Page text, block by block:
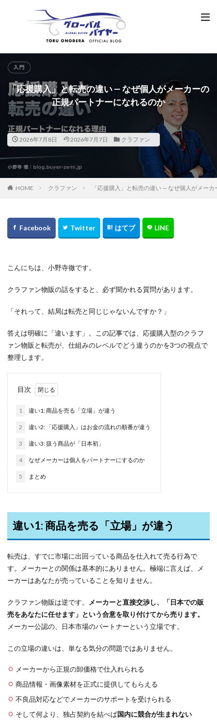
「応援購入」と転売の違い — なぜ個人がメーカーの
正規パートナーになれるのか
2026年7月8日 2026年7月7日 クラファン
HOME クラファン 「応援購入」と転売の違い — なぜ個人がメー
こんにちは、小野寺徹です。
クラファン物販の話をすると、必ず聞かれる質問があります。
「それって、結局は転売と同じじゃないんですか？」
答えは明確に「違います」。この記事では、応援購入型のクラフ
ァン物販と転売が、仕組みのレベルでどう違うのかを3つの視点で
整理します。
目次
1 違い1: 商品を売る「立場」が違う
2 違い2: 「応援購入」はお金の流れの順番が違う
3 違い3: 扱う商品が「日本初」
4 なぜメーカーは個人をパートナーにするのか
5 まとめ
違い1: 商品を売る「立場」が違う
転売は、すでに市場に出回っている商品を仕入れて売る行為で
す。メーカーとの関係は基本的にありません。極端に言えば、メ
ーカーはあなたが売っていることを知りません。
クラファン物販は逆です。
メーカーと直接交渉し、「日本での販
売をあなたに任せます」という合意を取り付けてから売ります。
メーカー公認の、日本市場のパートナーという立場です。
この立場の違いは、単なる気分の問題ではありません。
メーカーから正規の卸価格で仕入れられる
商品情報・画像素材を正式に提供してもらえる
不良品対応などでメーカーのサポートを受けられる
そして何より、独占契約を結べば国内に競合が生まれない